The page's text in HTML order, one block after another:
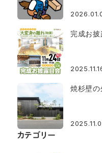
完成お
焼杉壁の
カテゴリー